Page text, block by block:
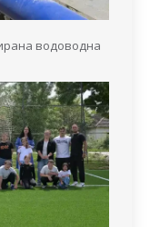
водоводна